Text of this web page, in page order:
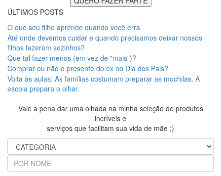
ÚLTIMOS POSTS
O que seu filho aprende quando você erra
Até onde devemos cuidar e quando precisamos deixar nossos
filhos fazerem sozinhos?
Que tal fazer menos (em vez de "mais")?
Comprar ou não o presente do ex no Dia dos Pais?
Volta às aulas: As famílias costumam preparar as mochilas. A
escola prepara o olhar.
Vale a pena dar uma olhada na minha seleção de produtos
incríveis e
serviços que facilitam sua vida de mãe ;)